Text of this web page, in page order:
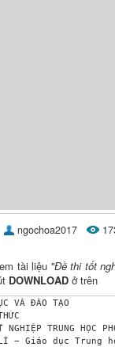
ngochoa2017
tài liệu "Đề thi tốt
DOWNLOAD ở trên
VÀ ĐÀO TẠO
TRUNG HỌC
− Giáo dục Trung